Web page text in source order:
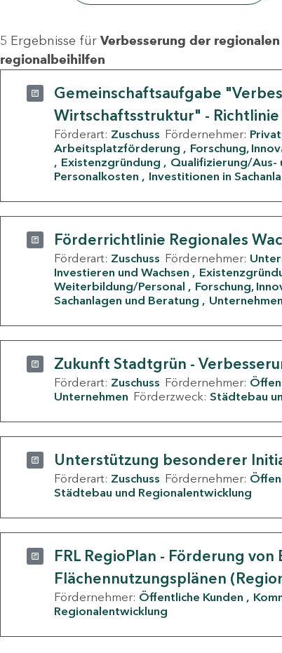
5 Ergebnisse für Verbesserung der
regionalbeihilfen
Gemeinschaftsaufgabe
Wirtschaftsstruktur" - Richtlinie
Förderart: Zuschuss Fördernehmer:
Arbeitsplatzförderung
Forschung,
Existenzgründung
Qualifizierung/Aus-
Personalkosten
Investitionen in
Förderrichtlinie Regionales
Förderart: Zuschuss Fördernehmer:
Investieren und Wachsen
Weiterbildung/Personal
Forschung,
Sachanlagen und Beratung
Zukunft Stadtgrün -
Förderart: Zuschuss Fördernehmer:
Unternehmen Förderzweck: Städtebau
Unterstützung besonderer
Förderart: Zuschuss Fördernehmer:
Städtebau und Regionalentwicklung
FRL RegioPlan - Förderung
Flächennutzungsplänen
Fördernehmer: Öffentliche Kunden
Regionalentwicklung